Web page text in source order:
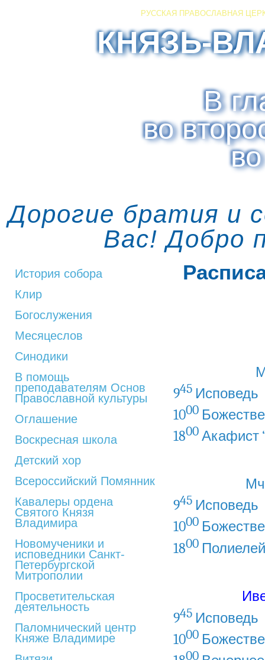
РУССКАЯ ПРАВОСЛАВНАЯ
КНЯЗЬ-
В
во
Дорогие братия и
Вас! Добро
История собора
Клир
Богослужения
Месяцеслов
Синодики
В помощь
преподавателям Основ
Православной культуры
Оглашение
Воскресная школа
Детский хор
Всероссийский Помянник
Кавалеры ордена
Святого Князя
Владимира
Новомученики и
исповедники Санкт-
Петербургской
Митрополии
Просветительская
деятельность
Паломнический центр
Княже Владимире
945Исповедь
1000
1800Акафист
945Исповедь
1000
1800Полиелей
945Исповедь
1000
00